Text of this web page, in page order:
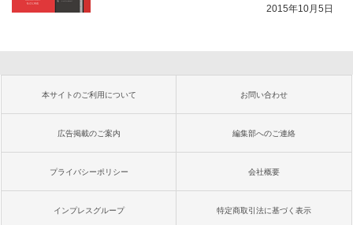
2015年10月5日
本サイトのご利用について お問い合わせ
広告掲載のご案内 編集部へのご連絡
プライバシーポリシー 会社概要
インプレスグループ 特定商取引法に基づく表示